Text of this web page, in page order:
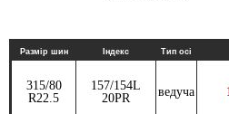
Размір шин Індекс Тип осі
315/80
R22.5
157/154L
20PR
ведуча